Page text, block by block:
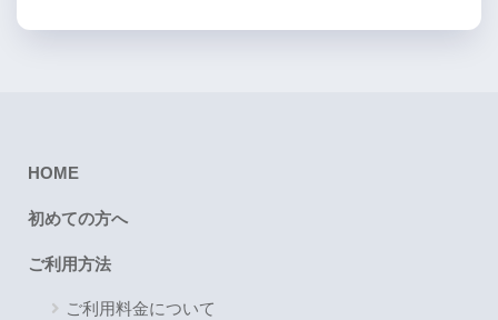
HOME
初めての方へ
ご利用方法
ご利用料金について